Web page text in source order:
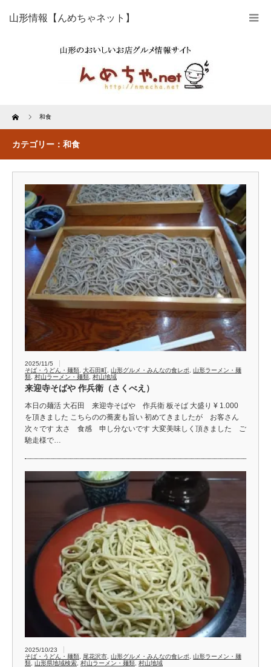
山形情報【んめちゃネット】
Home 和食
カテゴリー：和食
2025/11/5
そば・うどん・麺類 大石田町 山形グルメ・みんなの食レポ
山形ラーメン・麺
類 村山ラーメン・麺類 村山地域
来迎寺そばや 作兵衛（さくべえ）
本日の麺活 大石田 来迎寺そばや 作兵衛 板そば 大盛り ¥ 1.000
を頂きました こちらのの蕎麦も旨い 初めてきましたが お客さん
次々です 太さ 食感 申し分ないです 大変美味しく頂きました ご
馳走様で…
2025/10/23
そば・うどん・麺類
尾花沢市 山形グルメ・みんなの食レポ
山形ラーメン・麺
類 山形県地域検索 村山ラーメン・麺類 村山地域